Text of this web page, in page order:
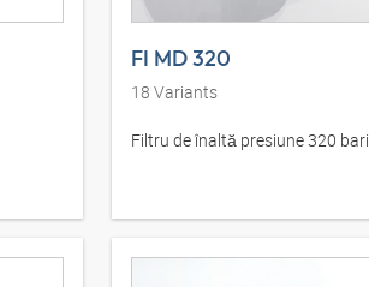
FI MD 320
18 Variants
Filtru de înaltă presiune 320 bari